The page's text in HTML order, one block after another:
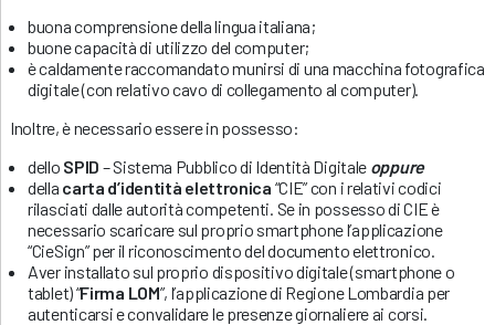
buona comprensione della lingua italiana;
buone capacità di utilizzo del computer;
è caldamente raccomandato munirsi di una macchina fotografica
digitale (con relativo cavo di collegamento al computer).
Inoltre, è necessario essere in possesso:
dello SPID – Sistema Pubblico di Identità Digitale oppure
della carta d’identità elettronica “CIE” con i relativi codici
rilasciati dalle autorità competenti. Se in possesso di CIE è
necessario scaricare sul proprio smartphone l’applicazione
“CieSign” per il riconoscimento del documento elettronico.
Aver installato sul proprio dispositivo digitale (smartphone o
tablet) “Firma LOM”, l’applicazione di Regione Lombardia per
autenticarsi e convalidare le presenze giornaliere ai corsi.